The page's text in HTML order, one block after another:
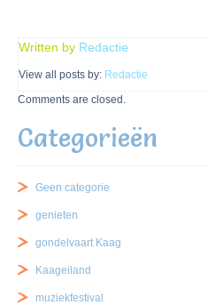
Written by Redactie
View all posts by: Redactie
Comments are closed.
Categorieën
Geen categorie
genieten
gondelvaart Kaag
Kaageiland
muziekfestival